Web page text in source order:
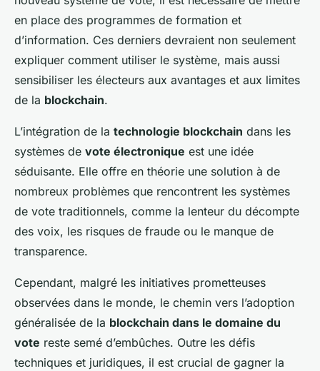
en place des programmes de formation et
d’information. Ces derniers devraient non seulement
expliquer comment utiliser le système, mais aussi
sensibiliser les électeurs aux avantages et aux limites
de la blockchain.
L’intégration de la technologie blockchain dans les
systèmes de vote électronique est une idée
séduisante. Elle offre en théorie une solution à de
nombreux problèmes que rencontrent les systèmes
de vote traditionnels, comme la lenteur du décompte
des voix, les risques de fraude ou le manque de
transparence.
Cependant, malgré les initiatives prometteuses
observées dans le monde, le chemin vers l’adoption
généralisée de la blockchain dans le domaine du
vote reste semé d’embûches. Outre les défis
techniques et juridiques, il est crucial de gagner la